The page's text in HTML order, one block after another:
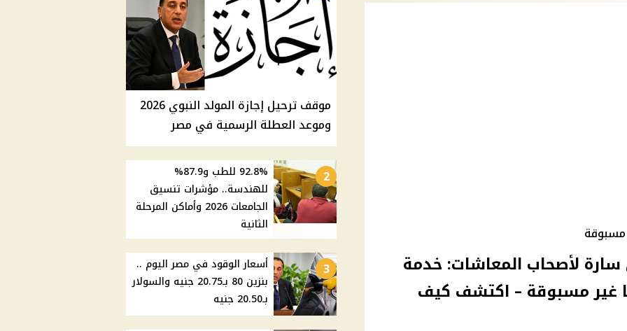
مسبوقة
لأصحاب المعاشات: خدمة
غير مسبوقة – اكتشف كيف
موقف ترحيل إجازة المولد النبوي 2026
وموعد العطلة الرسمية في مصر
2
92.8% للطب و87.9%
للهندسة.. مؤشرات تنسيق
الجامعات 2026 وأماكن المرحلة
الثانية
3
أسعار الوقود في مصر اليوم ..
بنزين 80 بـ20.75 جنيه والسولار
بـ20.50 جنيه